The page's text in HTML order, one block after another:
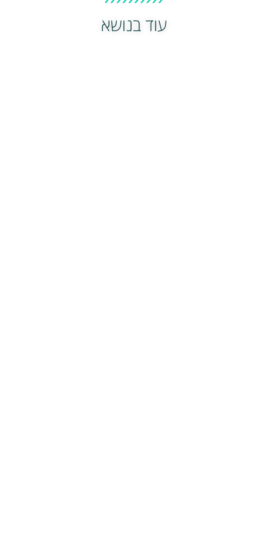
עוד בנושא